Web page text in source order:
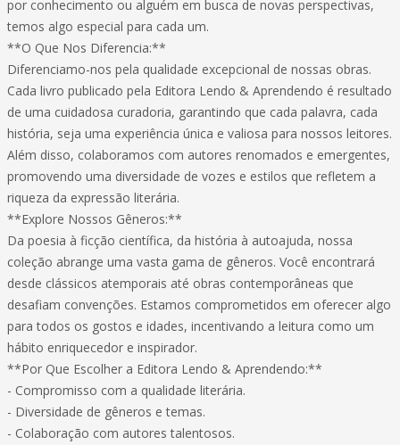
por conhecimento ou alguém em busca de novas perspectivas,
temos algo especial para cada um.
**O Que Nos Diferencia:**
Diferenciamo-nos pela qualidade excepcional de nossas obras.
Cada livro publicado pela Editora Lendo & Aprendendo é resultado
de uma cuidadosa curadoria, garantindo que cada palavra, cada
história, seja uma experiência única e valiosa para nossos leitores.
Além disso, colaboramos com autores renomados e emergentes,
promovendo uma diversidade de vozes e estilos que refletem a
riqueza da expressão literária.
**Explore Nossos Gêneros:**
Da poesia à ficção científica, da história à autoajuda, nossa
coleção abrange uma vasta gama de gêneros. Você encontrará
desde clássicos atemporais até obras contemporâneas que
desafiam convenções. Estamos comprometidos em oferecer algo
para todos os gostos e idades, incentivando a leitura como um
hábito enriquecedor e inspirador.
**Por Que Escolher a Editora Lendo & Aprendendo:**
- Compromisso com a qualidade literária.
- Diversidade de gêneros e temas.
- Colaboração com autores talentosos.